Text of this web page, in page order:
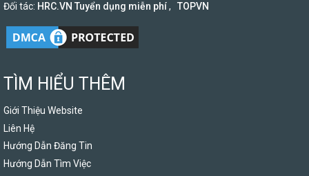
Đối tác: HRC.VN Tuyển dụng miễn phí, TOPVN
TÌM HIỂU THÊM
Giới Thiệu Website
Liên Hệ
Hướng Dẫn Đăng Tin
Hướng Dẫn Tìm Việc